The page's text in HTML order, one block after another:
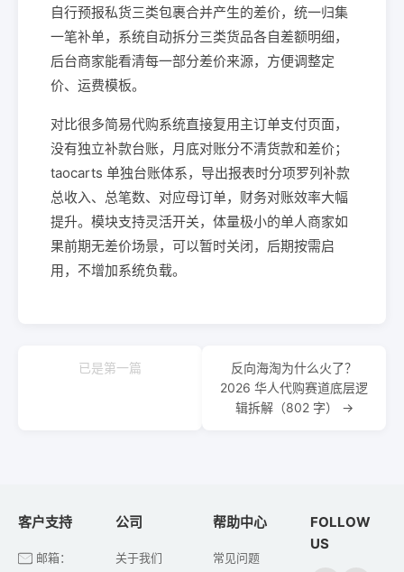
自行预报私货三类包裹合并产生的差价，统一归集
一笔补单，系统自动拆分三类货品各自差额明细，
后台商家能看清每一部分差价来源，方便调整定
价、运费模板。
对比很多简易代购系统直接复用主订单支付页面，
没有独立补款台账，月底对账分不清货款和差价；
taocarts 单独台账体系，导出报表时分项罗列补款
总收入、总笔数、对应母订单，财务对账效率大幅
提升。模块支持灵活开关，体量极小的单人商家如
果前期无差价场景，可以暂时关闭，后期按需启
用，不增加系统负载。
已是第一篇
反向海淘为什么火了？
2026 华人代购赛道底层逻
辑拆解（802 字） →
客户支持
邮箱：
公司
关于我们
帮助中心
常见问题
FOLLOW
US